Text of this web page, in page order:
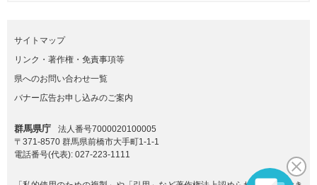
サイトマップ
リンク・著作権・免責事項等
県へのお問い合わせ一覧
バナー広告お申し込みのご案内
群馬県庁
法人番号7000020100005
〒371-8570 群馬県前橋市大手町1-1-1
電話番号(代表): 027-223-1111